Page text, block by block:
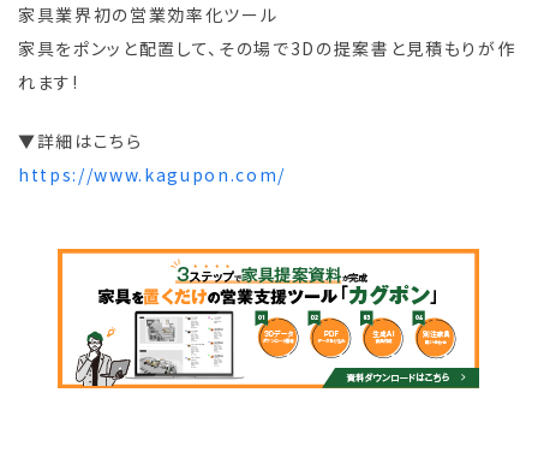
家具業界初の営業効率化ツール
家具をポンッと配置して、その場で3Dの提案書と見積もりが作
れます!
▼詳細はこちら
https://www.kagupon.com/